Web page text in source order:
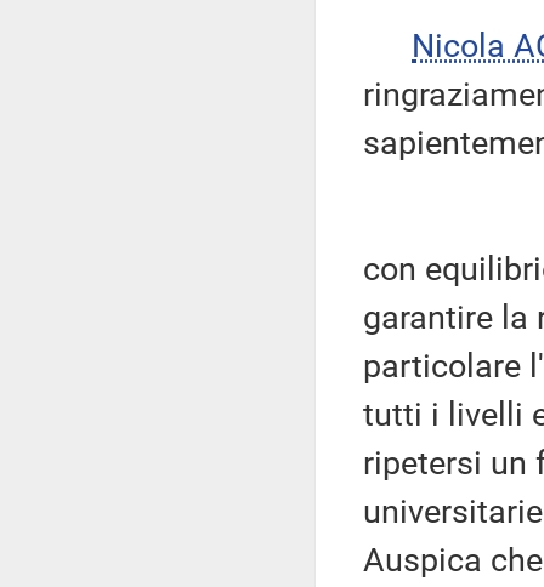
Nicola
con
garantire la
particolare
tutti i livelli
ripetersi un
Auspica